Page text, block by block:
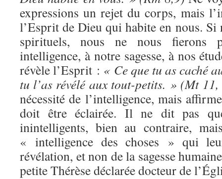
expressions un rejet du corps, mais
l’Esprit de Dieu qui habite en nous. Si
spirituels, nous ne nous fierons
intelligence, à notre sagesse, à nos
révèle l’Esprit : « Ce que tu as caché
tu l’as révélé aux tout-petits. » (Mt
nécessité de l’intelligence, mais
doit être éclairée. Il ne dit pas
inintelligents, bien au contraire,
« intelligence des choses » qui
révélation, et non de la sagesse
petite Thérèse déclarée docteur de